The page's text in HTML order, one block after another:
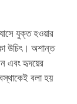
যুক্ত হওয়ার
উচিৎ। অশান্ত
এবং হৃদয়ের
বলা হয়